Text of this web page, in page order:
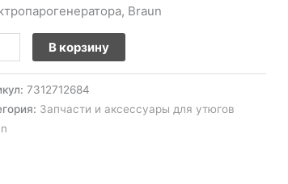
Braun
В корзину
7312712684
Запчасти и аксессуары для утюгов